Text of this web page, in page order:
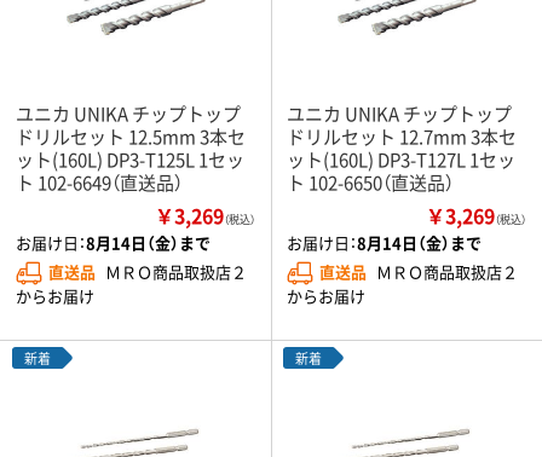
ユニカ UNIKA チップトップ
ドリルセット 12.5mm 3本セ
ット(160L) DP3-T125L 1セッ
ト 102-6649（直送品）
￥3,269（税込）
お届け日：8月14日（金）まで
直送品 ＭＲＯ商品取扱店２
からお届け
ユニカ UNIKA チップトップ
ドリルセット 12.7mm 3本セ
ット(160L) DP3-T127L 1セッ
ト 102-6650（直送品）
￥3,269（税込）
お届け日：8月14日（金）まで
直送品 ＭＲＯ商品取扱店２
からお届け
新着 新着